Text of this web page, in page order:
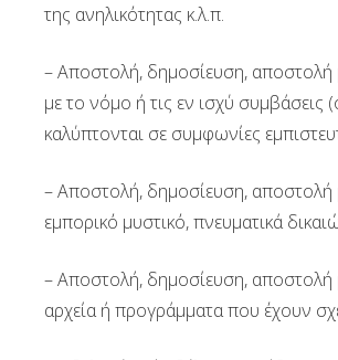
της ανηλικότητας κ.λ.π.
– Αποστολή, δημοσίευση, αποστολή
με το νόμο ή τις εν ισχύ
καλύπτονται σε συμφωνίες
– Αποστολή, δημοσίευση, αποστολή
εμπορικό μυστικό, πνευματικά
– Αποστολή, δημοσίευση, αποστολή
αρχεία ή προγράμματα που έχουν